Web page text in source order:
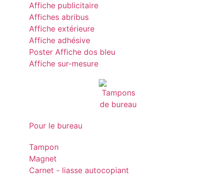
Affiche publicitaire
Affiches abribus
Affiche extérieure
Affiche adhésive
Poster Affiche dos bleu
Affiche sur-mesure
Pour le bureau
Tampon
Magnet
Carnet - liasse autocopiant